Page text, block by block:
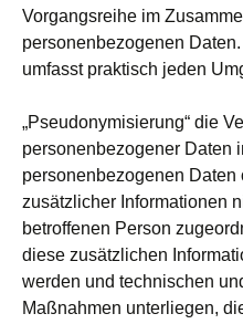
Vorgangsreihe im
personenbezogenen
umfasst praktisch jeden
„Pseudonymisierung“ die
personenbezogener Daten
personenbezogenen
zusätzlicher Informationen
betroffenen Person
diese zusätzlichen
werden und technischen
Maßnahmen unterliegen,